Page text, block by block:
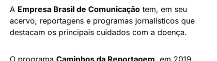
A Empresa Brasil de Comunicação tem, em seu
acervo, reportagens e programas jornalísticos que
destacam os principais cuidados com a doença.